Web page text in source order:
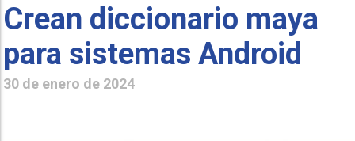
Crean diccionario maya
para sistemas Android
30 de enero de 2024